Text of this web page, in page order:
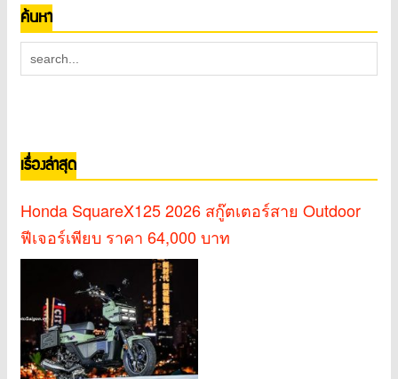
ค้นหา
เรื่องล่าสุด
Honda SquareX125 2026 สกู๊ตเตอร์สาย Outdoor
ฟีเจอร์เพียบ ราคา 64,000 บาท